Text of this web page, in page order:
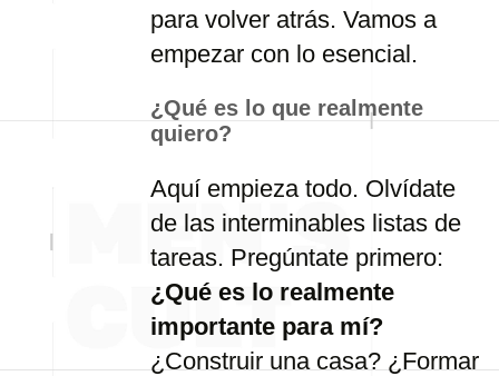
para volver atrás. Vamos a
empezar con lo esencial.
¿Qué es lo que realmente
quiero?
Aquí empieza todo. Olvídate
de las interminables listas de
tareas. Pregúntate primero:
¿Qué es lo realmente
importante para mí?
¿Construir una casa? ¿Formar